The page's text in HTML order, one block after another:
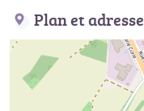
Plan et adresse